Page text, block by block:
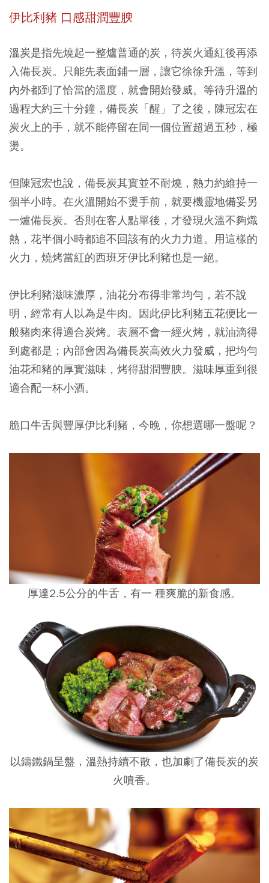
伊比利豬 口感甜潤豐腴
溫炭是指先燒起一整爐普通的炭，待炭火通紅後再添
入備長炭。只能先表面鋪一層，讓它徐徐升溫，等到
內外都到了恰當的溫度，就會開始發威。等待升溫的
過程大約三十分鐘，備長炭「醒」了之後，陳冠宏在
炭火上的手，就不能停留在同一個位置超過五秒，極
燙。
但陳冠宏也說，備長炭其實並不耐燒，熱力約維持一
個半小時。在火溫開始不燙手前，就要機靈地備妥另
一爐備長炭。否則在客人點單後，才發現火溫不夠熾
熱，花半個小時都追不回該有的火力力道。用這樣的
火力，燒烤當紅的西班牙伊比利豬也是一絕。
伊比利豬滋味濃厚，油花分布得非常均勻，若不說
明，經常有人以為是牛肉。因此伊比利豬五花便比一
般豬肉來得適合炭烤。表層不會一經火烤，就油滴得
到處都是；內部會因為備長炭高效火力發威，把均勻
油花和豬的厚實滋味，烤得甜潤豐腴。滋味厚重到很
適合配一杯小酒。
脆口牛舌與豐厚伊比利豬，今晚，你想選哪一盤呢？
厚達2.5公分的牛舌，有一 種爽脆的新食感。
以鑄鐵鍋呈盤，溫熱持續不散，也加劇了備長炭的炭
火噴香。